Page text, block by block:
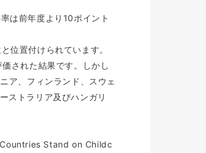
は前年度より10ポイント
位置付けられています。
された結果です。しかし
ア、フィンランド、スウェ
ストラリア及びハンガリ
Countries Stand on Childc